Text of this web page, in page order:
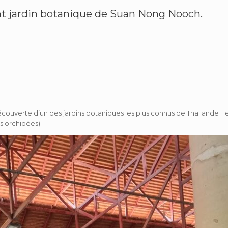
jardin botanique de Suan Nong Nooch.
d’un des jardins botaniques les plus connus de Thaïlande :
orchidées).